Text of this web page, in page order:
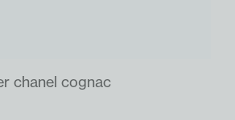
chanel cognac